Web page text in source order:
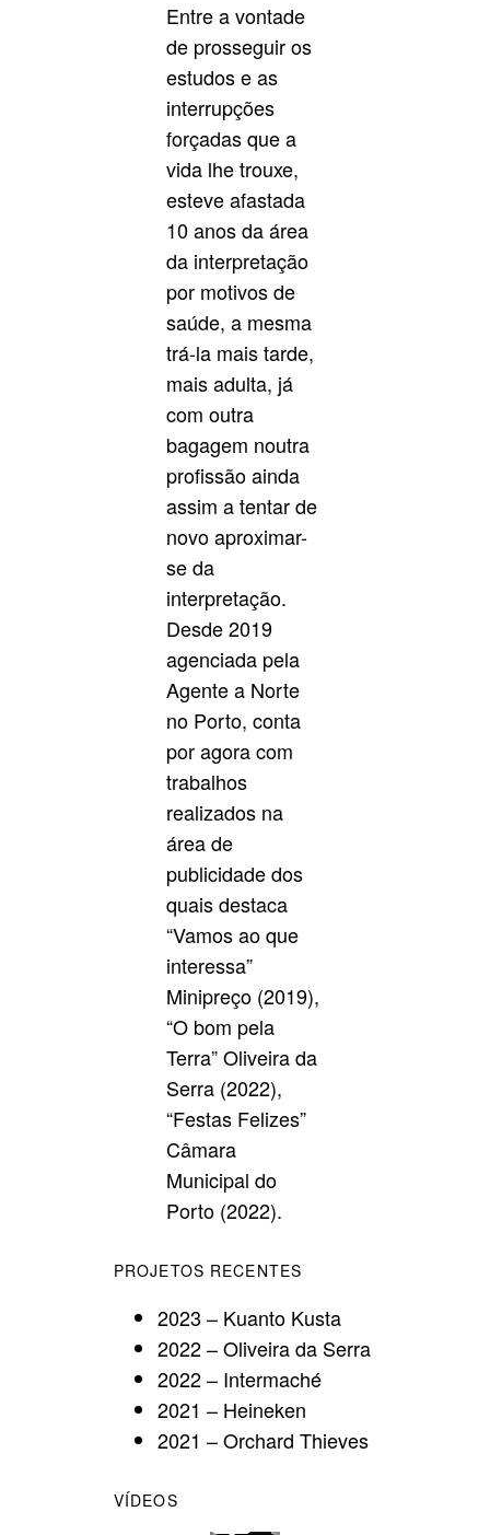
Entre a vontade
de prosseguir os
estudos e as
interrupções
forçadas que a
vida lhe trouxe,
esteve afastada
10 anos da área
da interpretação
por motivos de
saúde, a mesma
trá-la mais tarde,
mais adulta, já
com outra
bagagem noutra
profissão ainda
assim a tentar de
novo aproximar-
se da
interpretação.
Desde 2019
agenciada pela
Agente a Norte
no Porto, conta
por agora com
trabalhos
realizados na
área de
publicidade dos
quais destaca
“Vamos ao que
interessa”
Minipreço (2019),
“O bom pela
Terra” Oliveira da
Serra (2022),
“Festas Felizes”
Câmara
Municipal do
Porto (2022).
PROJETOS RECENTES
2023 – Kuanto Kusta
2022 – Oliveira da Serra
2022 – Intermaché
2021 – Heineken
2021 – Orchard Thieves
VÍDEOS